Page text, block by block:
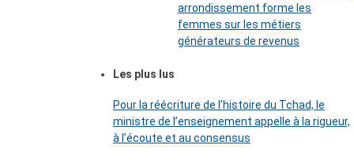
arrondissement forme les
femmes sur les métiers
générateurs de revenus
Les plus lus
Pour la réécriture de l’histoire du Tchad, le
ministre de l’enseignement appelle à la rigueur,
à l’écoute et au consensus